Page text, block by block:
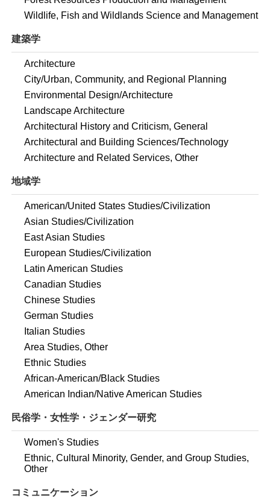
Wildlife, Fish and Wildlands Science and Management
建築学
Architecture
City/Urban, Community, and Regional Planning
Environmental Design/Architecture
Landscape Architecture
Architectural History and Criticism, General
Architectural and Building Sciences/Technology
Architecture and Related Services, Other
地域学
American/United States Studies/Civilization
Asian Studies/Civilization
East Asian Studies
European Studies/Civilization
Latin American Studies
Canadian Studies
Chinese Studies
German Studies
Italian Studies
Area Studies, Other
Ethnic Studies
African-American/Black Studies
American Indian/Native American Studies
民俗学・女性学・ジェンダー研究
Women's Studies
Ethnic, Cultural Minority, Gender, and Group Studies,
Other
コミュニケーション